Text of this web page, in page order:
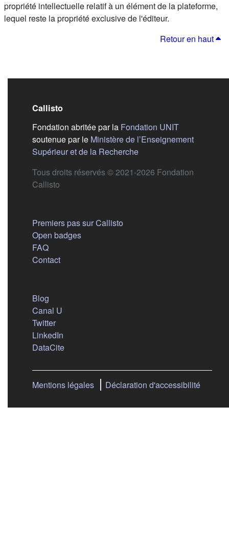
propriété intellectuelle relatif à un élément de la plateforme,
lequel reste la propriété exclusive de l'éditeur.
Retour en haut
Callisto
Fondation abritée par la Fondation UNIT(s'ouvre
soutenue par le Ministère de l’Enseignement
Supérieur et de la Recherche(s'ouvre dans un nouvel
Tous droits réservés © 2021-2026 Fondation
Callisto
Premiers pas sur Callisto
Open badges
FAQ
Contact
Blog
Canal U
Twitter(s'ouvre dans un nouvel onglet)
LinkedIn
DataCite(s'ouvre dans un nouvel onglet)
Mentions légales Déclaration d'accessibilité